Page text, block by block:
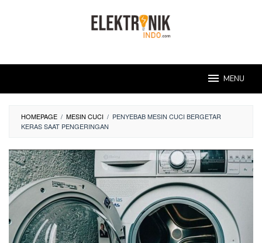
MENU
HOMEPAGE / MESIN CUCI / PENYEBAB MESIN CUCI BERGETAR
KERAS SAAT PENGERINGAN